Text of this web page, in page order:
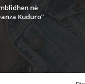
në
Kuduro”